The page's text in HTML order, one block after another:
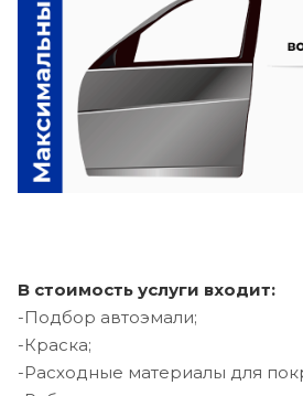
В стоимость услуги входит:
-Подбор автоэмали;
-Краска;
-Расходные материалы для